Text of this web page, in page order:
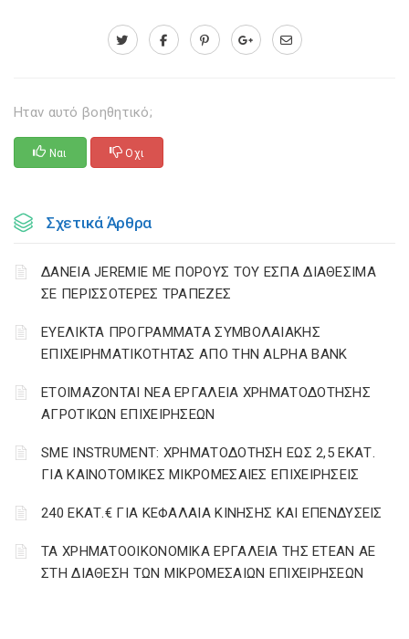
Ηταν αυτό βοηθητικό;
Ναι Οχι
Σχετικά Άρθρα
ΔΑΝΕΙΑ JEREMIE ΜΕ ΠΟΡΟΥΣ ΤΟΥ ΕΣΠΑ ΔΙΑΘΕΣΙΜΑ
ΣΕ ΠΕΡΙΣΣΟΤΕΡΕΣ ΤΡΑΠΕΖΕΣ
ΕΥΕΛΙΚΤΑ ΠΡΟΓΡΑΜΜΑΤΑ ΣΥΜΒΟΛΑΙΑΚΗΣ
ΕΠΙΧΕΙΡΗΜΑΤΙΚΟΤΗΤΑΣ ΑΠΟ ΤΗΝ ALPHA BANK
ΕΤΟΙΜΑΖΟΝΤΑΙ ΝΕΑ ΕΡΓΑΛΕΙΑ ΧΡΗΜΑΤΟΔΟΤΗΣΗΣ
ΑΓΡΟΤΙΚΩΝ ΕΠΙΧΕΙΡΗΣΕΩΝ
SME INSTRUMENT: ΧΡΗΜΑΤΟΔΟΤΗΣΗ ΕΩΣ 2,5 ΕΚΑΤ.
ΓΙΑ ΚΑΙΝΟΤΟΜΙΚΕΣ ΜΙΚΡΟΜΕΣΑΙΕΣ ΕΠΙΧΕΙΡΗΣΕΙΣ
240 ΕΚΑΤ.€ ΓΙΑ ΚΕΦΑΛΑΙΑ ΚΙΝΗΣΗΣ ΚΑΙ ΕΠΕΝΔΥΣΕΙΣ
ΤΑ ΧΡΗΜΑΤΟΟΙΚΟΝΟΜΙΚΑ ΕΡΓΑΛΕΙΑ ΤΗΣ ΕΤΕΑΝ ΑΕ
ΣΤΗ ΔΙΑΘΕΣΗ ΤΩΝ ΜΙΚΡΟΜΕΣΑΙΩΝ ΕΠΙΧΕΙΡΗΣΕΩΝ